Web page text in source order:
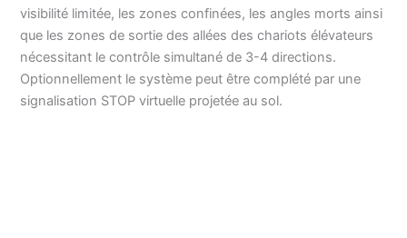
visibilité limitée, les zones confinées, les angles morts ainsi
que les zones de sortie des allées des chariots élévateurs
nécessitant le contrôle simultané de 3-4 directions.
Optionnellement le système peut être complété par une
signalisation STOP virtuelle projetée au sol.